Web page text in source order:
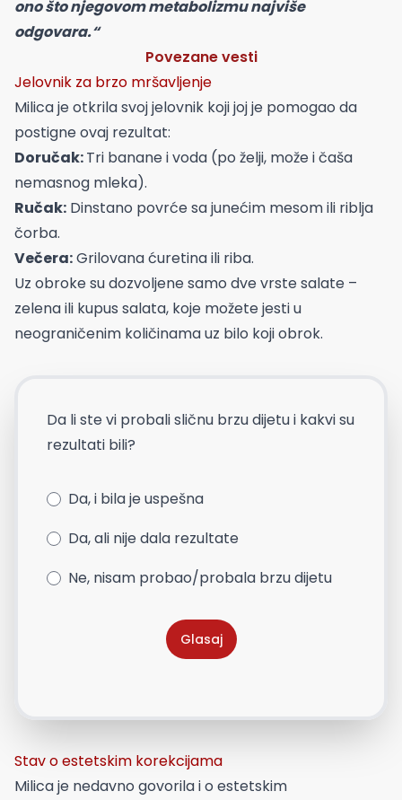
ono što njegovom metabolizmu najviše
odgovara.“
Povezane vesti
Jelovnik za brzo mršavljenje
Milica je otkrila svoj jelovnik koji joj je pomogao da
postigne ovaj rezultat:
Doručak:Tri banane i voda (po želji, može i čaša
nemasnog mleka).
Ručak: Dinstano povrće sa junećim mesom ili riblja
čorba.
Večera:Grilovana ćuretina ili riba.
Uz obroke su dozvoljene samo dve vrste salate –
zelena ili kupus salata, koje možete jesti u
neograničenim količinama uz bilo koji obrok.
Da li ste vi probali sličnu brzu dijetu i kakvi su
rezultati bili?
Da, i bila je uspešna
Da, ali nije dala rezultate
Ne, nisam probao/probala brzu dijetu
Glasaj
Stav o estetskim korekcijama
Milica je nedavno govorila i o estetskim